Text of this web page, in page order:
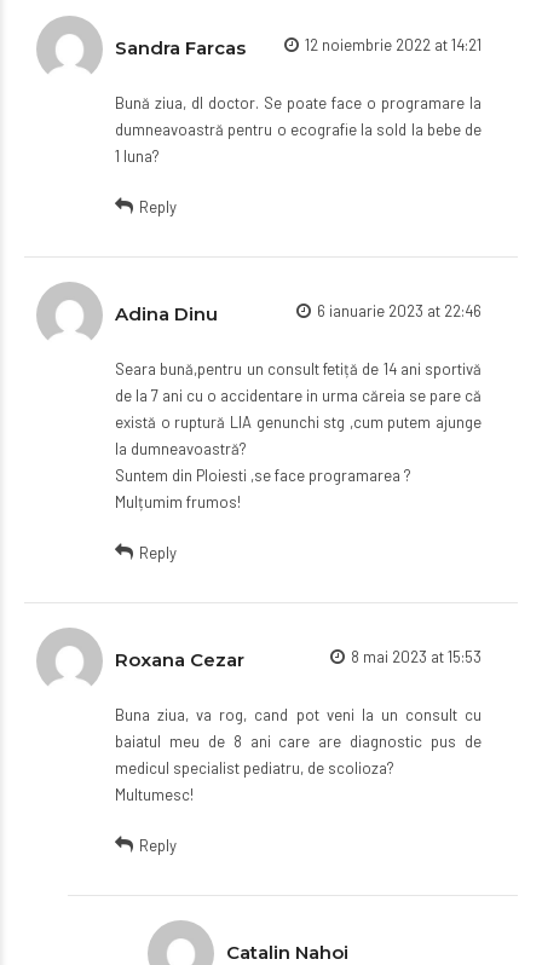
Sandra Farcas 12 noiembrie 2022 at 14:21
Bună ziua, dl doctor. Se poate face o programare la
dumneavoastră pentru o ecografie la sold la bebe de
1 luna?
Reply
Adina Dinu 6 ianuarie 2023 at 22:46
Seara bună,pentru un consult fetiță de 14 ani sportivă
de la 7 ani cu o accidentare in urma căreia se pare că
există o ruptură LIA genunchi stg ,cum putem ajunge
la dumneavoastră?
Suntem din Ploiesti ,se face programarea ?
Mulțumim frumos!
Reply
Roxana Cezar 8 mai 2023 at 15:53
Buna ziua, va rog, cand pot veni la un consult cu
baiatul meu de 8 ani care are diagnostic pus de
medicul specialist pediatru, de scolioza?
Multumesc!
Reply
Catalin Nahoi